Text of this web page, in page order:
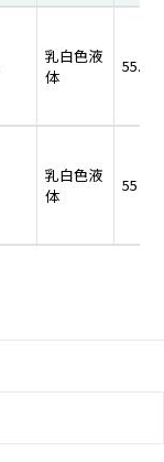
乳白色液
体
55.5
乳白色液
体
55